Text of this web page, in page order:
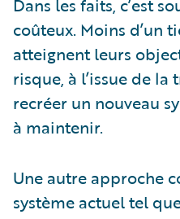
Dans les faits, c’est
coûteux. Moins d’un
atteignent leurs
risque, à l’issue de
recréer un nouveau
à maintenir.
Une autre approche
système actuel tel